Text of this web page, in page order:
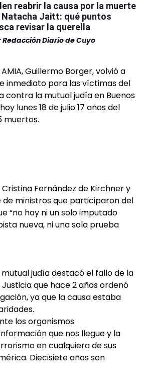
reabrir la causa por la muerte
Natacha Jaitt: qué puntos
revisar la querella
Redacción Diario de Cuyo
Guillermo Borger, volvió a
inmediato para las víctimas del
la mutual judía en Buenos
lunes 18 de julio 17 años del
muertos.
Fernández de Kirchner y
ministros que participaron del
“no hay ni un solo imputado
nueva, ni una sola prueba
judía destacó el fallo de la
que hace 2 años ordenó
ya que la causa estaba
los organismos
que nos llegue y la
en cualquiera de sus
Diecisiete años son